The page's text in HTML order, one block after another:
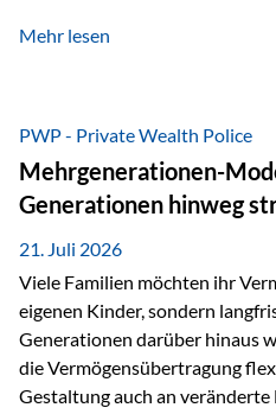
als Versicherungsnehmer
Abwicklung für
gestaltet. Anträge werden
Medienbrüche reduziert und
beschleunigt. Ab sofort
wie Kapitalgesellschaften oder
Versicherungsnehmer
die Vienna-Life die
Police insbesondere für…
Mehr lesen
PWP - Private Wealth Police
Mehrgenerationen-
Generationen hinweg
21. Juli 2026
Viele Familien möchten ihr
eigenen Kinder, sondern
Generationen darüber hinaus
die Vermögensübertragung
Gestaltung auch an